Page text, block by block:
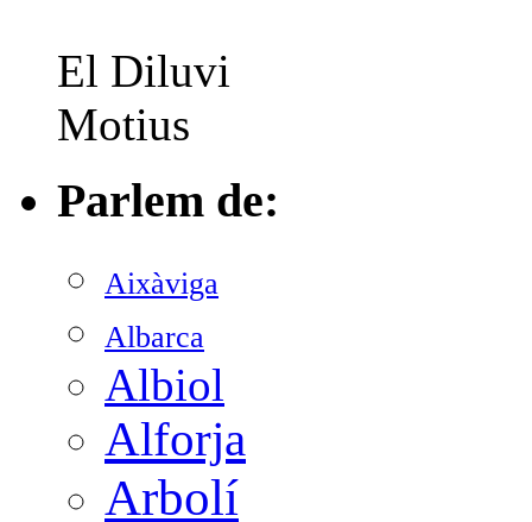
El Diluvi
Motius
Parlem de:
Aixàviga
Albarca
Albiol
Alforja
Arbolí